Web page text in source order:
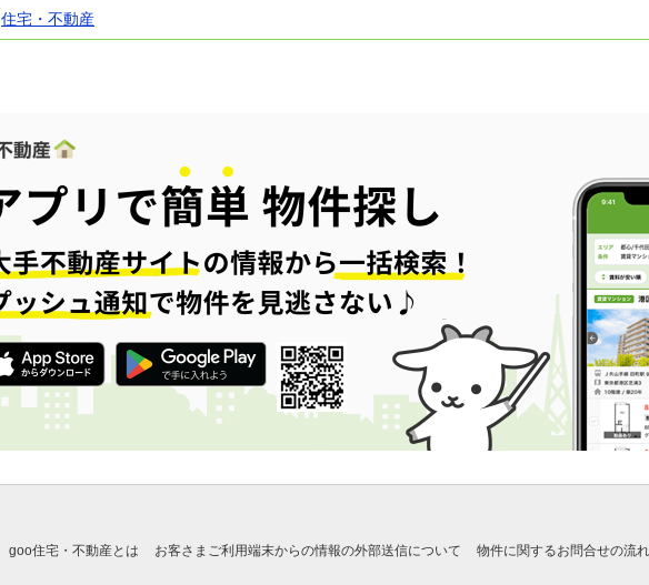
住宅・不動産
goo住宅・不動産とは お客さまご利用端末からの情報の外部送信について 物件に関するお問合せの流れ